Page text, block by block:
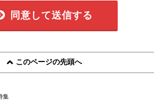
同意して送信する
このページの先頭へ
集